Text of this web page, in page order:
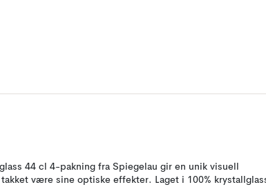
44 cl 4-pakning fra Spiegelau gir en unik visuell
være sine optiske effekter. Laget i 100%